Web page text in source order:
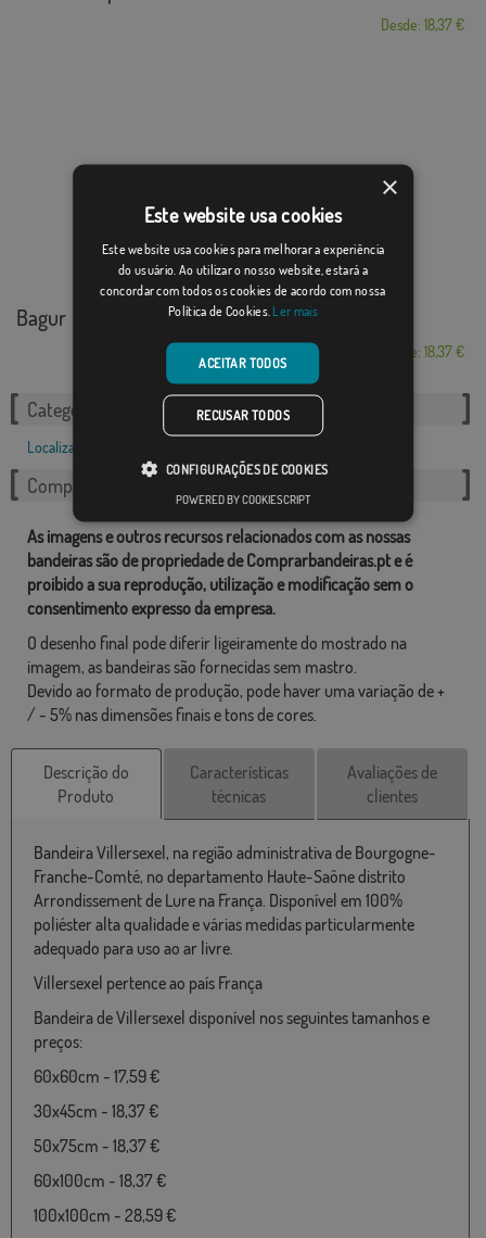
Desde: 18,37 €
Bagur
Desde: 18,37 €
Categorias relacionadas:
Localizações
Compartilhe esta bandeira
As imagens e outros recursos relacionados com as nossas
bandeiras são de propriedade de Comprarbandeiras.pt e é
proibido a sua reprodução, utilização e modificação sem o
consentimento expresso da empresa.
O desenho final pode diferir ligeiramente do mostrado na
imagem, as bandeiras são fornecidas sem mastro.
Devido ao formato de produção, pode haver uma variação de +
/ - 5% nas dimensões finais e tons de cores.
Descrição do
Produto
Características
técnicas
Avaliações de
clientes
Bandeira Villersexel, na região administrativa de Bourgogne-
Franche-Comté, no departamento Haute-Saône distrito
Arrondissement de Lure na França. Disponível em 100%
poliéster alta qualidade e várias medidas particularmente
adequado para uso ao ar livre.
Villersexel pertence ao país França
Bandeira de Villersexel disponível nos seguintes tamanhos e
preços:
60x60cm - 17,59 €
30x45cm - 18,37 €
50x75cm - 18,37 €
60x100cm - 18,37 €
100x100cm - 28,59 €
×
Este website usa cookies
Este website usa cookies para melhorar a experiência
do usuário. Ao utilizar o nosso website, estará a
concordar com todos os cookies de acordo com nossa
Política de Cookies. Ler mais
ACEITAR TODOS
RECUSAR TODOS
CONFIGURAÇÕES DE COOKIES
POWERED BY COOKIESCRIPT